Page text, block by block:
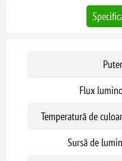
Flux
Temperatură de
Sursă de